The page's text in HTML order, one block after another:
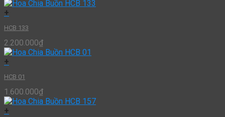
+
HCB 133
2.200.000₫
+
HCB 01
1.600.000₫
+